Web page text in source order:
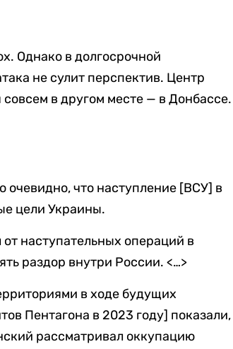
Однако в долгосрочной
не сулит перспектив. Центр
в другом месте — в Донбассе.
что наступление [ВСУ] в
цели Украины.
наступательных операций в
раздор внутри России. <…>
в ходе будущих
Пентагона в 2023 году] показали,
рассматривал оккупацию